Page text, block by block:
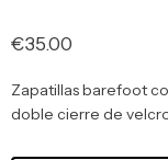
€35.00
Zapatillas barefoot
doble cierre de